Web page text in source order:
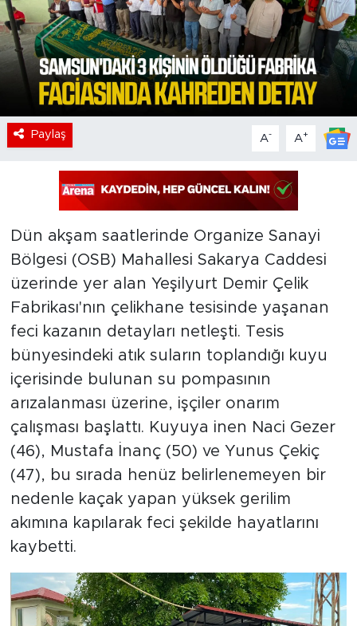
Paylaş A- A+
Dün akşam saatlerinde Organize Sanayi
Bölgesi (OSB) Mahallesi Sakarya Caddesi
üzerinde yer alan Yeşilyurt Demir Çelik
Fabrikası'nın çelikhane tesisinde yaşanan
feci kazanın detayları netleşti. Tesis
bünyesindeki atık suların toplandığı kuyu
içerisinde bulunan su pompasının
arızalanması üzerine, işçiler onarım
çalışması başlattı. Kuyuya inen Naci Gezer
(46), Mustafa İnanç (50) ve Yunus Çekiç
(47), bu sırada henüz belirlenemeyen bir
nedenle kaçak yapan yüksek gerilim
akımına kapılarak feci şekilde hayatlarını
kaybetti.